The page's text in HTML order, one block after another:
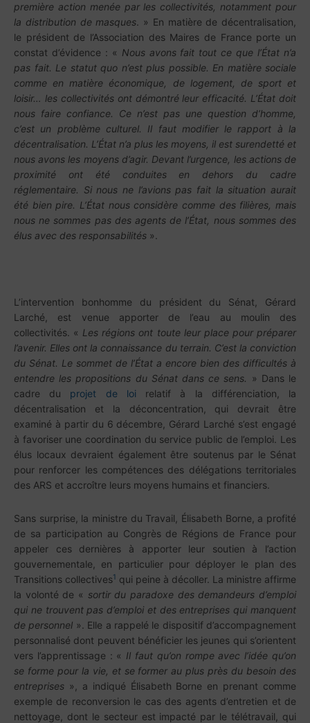
première action menée par les collectivités, notamment pour
la distribution de masques. » En matière de décentralisation,
le président de l’Association des Maires de France porte un
constat d’évidence : « Nous avons fait tout ce que l’État n’a
pas fait. Le statut quo n’est plus possible. En matière sociale
comme en matière économique, de logement, de sport et
loisir… les collectivités ont démontré leur efficacité. L’État doit
nous faire confiance. Ce n’est pas une question d’homme,
c’est un problème culturel. Il faut modifier le rapport à la
décentralisation. L’État n’a plus les moyens, il est surendetté et
nous avons les moyens d’agir. Devant l’urgence, les actions de
proximité ont été conduites en dehors du cadre
réglementaire. Si nous ne l’avions pas fait la situation aurait
été bien pire. L’État nous considère comme des filières, mais
nous ne sommes pas des agents de l’État, nous sommes des
élus avec des responsabilités ».
L’intervention bonhomme du président du Sénat, Gérard
Larché, est venue apporter de l’eau au moulin des
collectivités. « Les régions ont toute leur place pour préparer
l’avenir. Elles ont la connaissance du terrain. C’est la conviction
du Sénat. Le sommet de l’État a encore bien des difficultés à
entendre les propositions du Sénat dans ce sens. » Dans le
cadre du projet de loirelatif à la différenciation, la
décentralisation et la déconcentration, qui devrait être
examiné à partir du 6 décembre, Gérard Larché s’est engagé
à favoriser une coordination du service public de l’emploi. Les
élus locaux devraient également être soutenus par le Sénat
pour renforcer les compétences des délégations territoriales
des ARS et accroître leurs moyens humains et financiers.
Sans surprise, la ministre du Travail, Élisabeth Borne, a profité
de sa participation au Congrès de Régions de France pour
appeler ces dernières à apporter leur soutien à l’action
gouvernementale, en particulier pour déployer le plan des
Transitions collectives1 qui peine à décoller. La ministre affirme
la volonté de « sortir du paradoxe des demandeurs d’emploi
qui ne trouvent pas d’emploi et des entreprises qui manquent
de personnel ». Elle a rappelé le dispositif d’accompagnement
personnalisé dont peuvent bénéficier les jeunes qui s’orientent
vers l’apprentissage : « Il faut qu’on rompe avec l’idée qu’on
se forme pour la vie, et se former au plus près du besoin des
entreprises », a indiqué Élisabeth Borne en prenant comme
exemple de reconversion le cas des agents d’entretien et de
nettoyage, dont le secteur est impacté par le télétravail, qui